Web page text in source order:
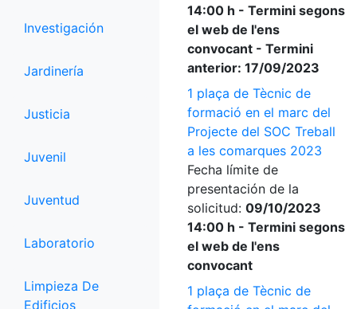
Investigación
Jardinería
Justicia
Juvenil
Juventud
Laboratorio
Limpieza De
Edificios
14:00 h - Termini segons
el web de l'ens
convocant - Termini
anterior: 17/09/2023
1 plaça de Tècnic de
formació en el marc del
Projecte del SOC Treball
a les comarques 2023
Fecha límite de
presentación de la
solicitud: 09/10/2023
14:00 h - Termini segons
el web de l'ens
convocant
1 plaça de Tècnic de